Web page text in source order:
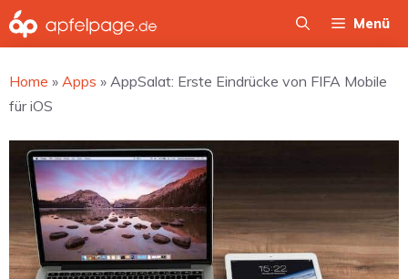
Zum
Inhalt
Menü
Home » Apps » AppSalat: Erste Eindrücke von FIFA Mobile
für iOS